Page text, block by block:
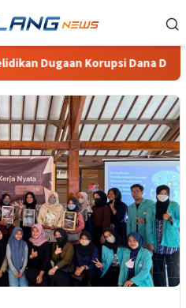
Korupsi Dana Desa Wonogiri